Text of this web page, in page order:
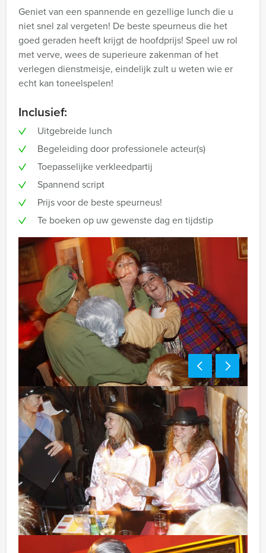
Geniet van een spannende en gezellige lunch die u
niet snel zal vergeten! De beste speurneus die het
goed geraden heeft krijgt de hoofdprijs! Speel uw rol
met verve, wees de superieure zakenman of het
verlegen dienstmeisje, eindelijk zult u weten wie er
echt kan toneelspelen!
Inclusief:
Uitgebreide lunch
Begeleiding door professionele acteur(s)
Toepasselijke verkleedpartij
Spannend script
Prijs voor de beste speurneus!
Te boeken op uw gewenste dag en tijdstip
Bezorgkosten (meerprijs):
Deventer € 100,- excl. BTW
Optioneel:
Niet telkens uw knip hoeven trekken om uw drankje af
te rekenen? Voor € 13,50 per persoon per uur dat u in
het restaurant doorbrengt (excl. BTW) kunt u
gebruikmaken van het drankarrangement, waarbij u
onbeperkt kunt genieten van bier, fris, huiswijn, koffie
en thee. En…zo komt u ook achteraf niet voor